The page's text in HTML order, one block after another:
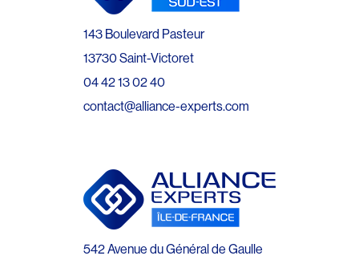
143 Boulevard Pasteur
13730 Saint-Victoret
04 42 13 02 40
contact@alliance-experts.com
542 Avenue du Général de Gaulle